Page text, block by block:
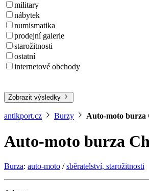
military
nábytek
numismatika
prodejní galerie
starožitnosti
ostatní
internetové obchody
Zobrazit výsledky
antikport.cz Burzy Auto-moto burza
Auto-moto burza
Burza: auto-moto /sběratelství, starožitnosti